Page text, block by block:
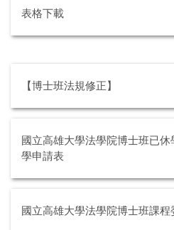
表格下載
【博士班法規修正】
國立高雄大學法學院博士班已
學申請表
國立高雄大學法學院博士班課